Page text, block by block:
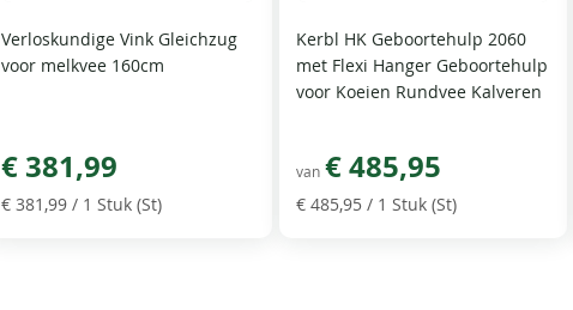
Verloskundige Vink Gleichzug
voor melkvee 160cm
€ 381,99
€ 381,99/ 1 Stuk (St)
Kerbl HK Geboortehulp 2060
met Flexi Hanger Geboortehulp
voor Koeien Rundvee Kalveren
van € 485,95
€ 485,95 / 1 Stuk (St)